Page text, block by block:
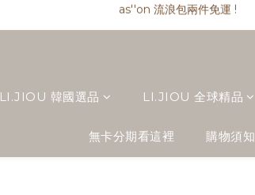
as''on 流浪包兩件免運 !
as''on 流浪包匯款現折 $ 100
as''on 流浪包兩件免運 !
LI.JIOU 韓國選品 LI.JIOU 全球精品
無卡分期看這裡 購物須知